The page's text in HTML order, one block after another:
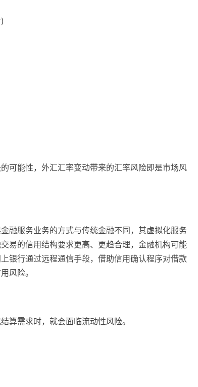
可能性，外汇汇率变动带来的汇率风险即是市场风
融服务业务的方式与传统金融不同，其虚拟化服务
易的信用结构要求更高、更趋合理，金融机构可能
银行通过远程通信手段，借助信用确认程序对借款
风险。
算需求时，就会面临流动性风险。